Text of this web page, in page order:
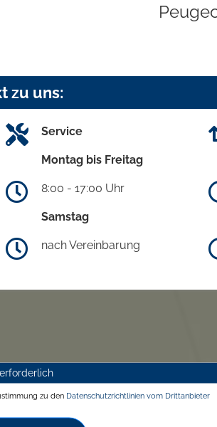
zu uns:
Service
Montag bis Freitag
8:00 - 17:00 Uhr
Samstag
nach Vereinbarung
zu den Datenschutzrichtlinien vom Drittanbieter